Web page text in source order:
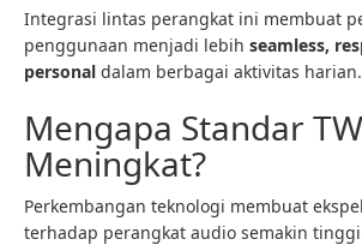
Integrasi lintas perangkat ini membuat
penggunaan menjadi lebih seamless,
personal dalam berbagai aktivitas harian.
Mengapa Standar
Meningkat?
Perkembangan teknologi membuat
terhadap perangkat audio semakin